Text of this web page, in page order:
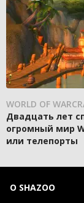
WORLD OF
Двадцать лет
огромный мир
или телепорты
О SHAZOO